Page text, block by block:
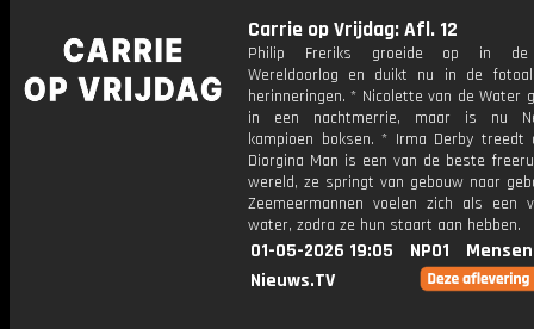
Carrie op Vrijdag: Afl. 12
Philip Freriks groeide op in de
Wereldoorlog en duikt nu in de
herinneringen. * Nicolette van de Water
in een nachtmerrie, maar is nu
kampioen boksen. * Irma Derby treedt
Diorgina Man is een van de beste
wereld, ze springt van gebouw naar
Zeemeermannen voelen zich als een
water, zodra ze hun staart aan hebben.
01-05-2026 19:05 NPO1
Nieuws.TV